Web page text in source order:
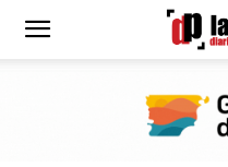
Diario